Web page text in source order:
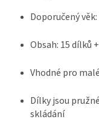
Doporučený věk:
Obsah: 15 dílků
Vhodné pro
Dílky jsou
skládání